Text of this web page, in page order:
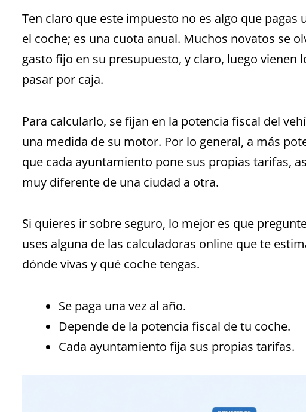
Ten claro que este impuesto no es algo que pagas
el coche; es una cuota anual. Muchos novatos se
gasto fijo en su presupuesto, y claro, luego vienen
pasar por caja.
Para calcularlo, se fijan en la potencia fiscal del
una medida de su motor. Por lo general, a más
que cada ayuntamiento pone sus propias tarifas,
muy diferente de una ciudad a otra.
Si quieres ir sobre seguro, lo mejor es que
uses alguna de las calculadoras online que te
dónde vivas y qué coche tengas.
Se paga una vez al año.
Depende de la potencia fiscal de tu coche.
Cada ayuntamiento fija sus propias tarifas.